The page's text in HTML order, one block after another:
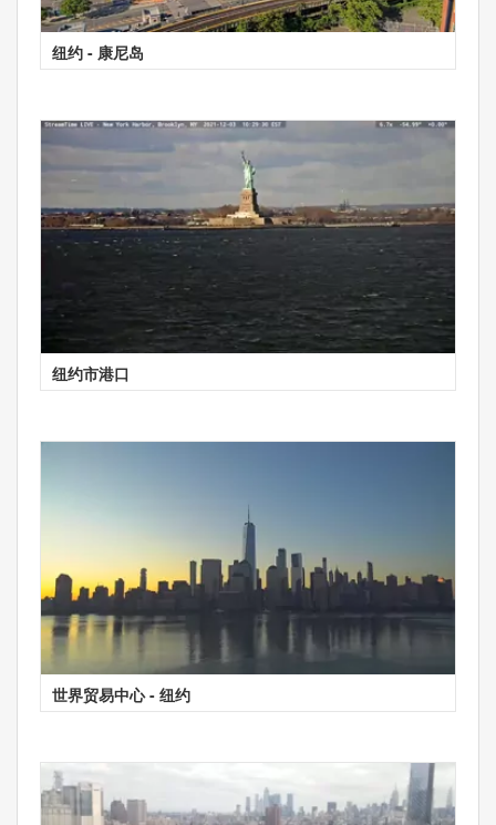
纽约 - 康尼岛
纽约市港口
世界贸易中心 - 纽约